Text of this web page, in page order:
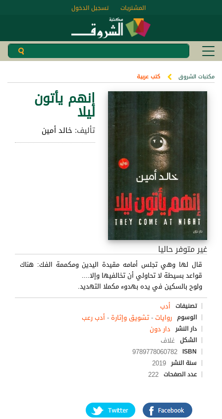
تسجيل الدخول المشتريات
مكتبات الشروق كتب عربية
إنهم يأتون
ليلا
تأليف: خالد أمين
غير متوفر حاليا
قال لها وهي تجلس أمامه مقيدة اليدين ومكممة الفك: هناك
قواعد بسيطة لا تحاولي أن تخالفيها وإلا....
ولوح بالسكين في يده بهدوء مكملا التهديد.
تصنيفات أدب
الوسوم روايات-تشويق وإثارة- أدب رعب
دار النشر دار دون
الشكل غلاف
ISBN
9789778060782
سنة النشر 2019
عدد الصفحات 222